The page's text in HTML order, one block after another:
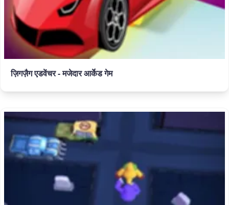
ज़िगज़ैग एडवेंचर - मजेदार आर्केड गेम